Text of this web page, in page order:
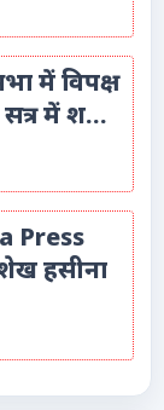
में विपक्ष
में श...
Press
हसीना